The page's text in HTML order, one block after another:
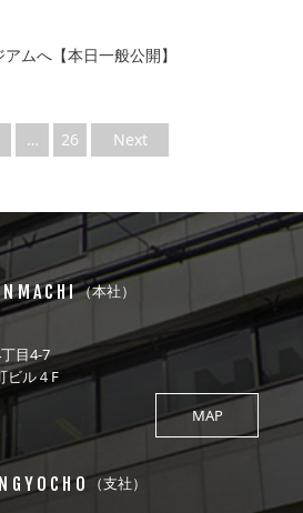
ムへ【本日一般公開】
… 26 Next
（本社）
目4-7
ビル４F
MAP
（支社）